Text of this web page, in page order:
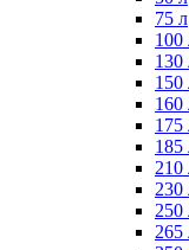
75 л
100
130
150
160
175
185
210
230
250
265